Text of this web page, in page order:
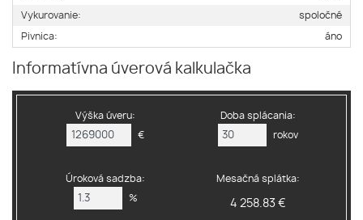
Vykurovanie: spoločné
Pivnica: áno
Informatívna úverová kalkulačka
Výška úveru:
€
Doba splácania:
rokov
Úroková sadzba:
%
Mesačná splátka:
4 258.83 €